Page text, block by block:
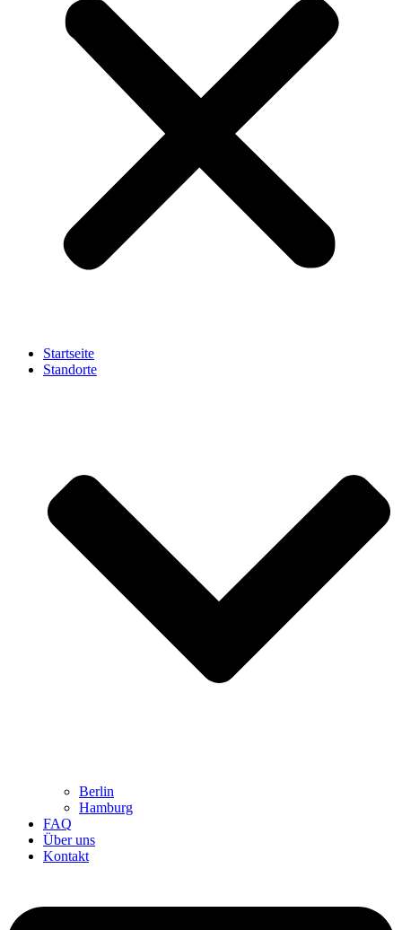
Startseite
Standorte
Berlin
Hamburg
FAQ
Über uns
Kontakt